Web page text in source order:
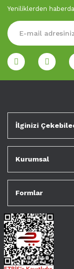
Yeniliklerden
İlginizi
Kurumsal
Formlar